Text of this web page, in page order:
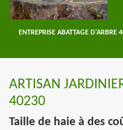
ENTREPRISE ABATTAGE D'ARBRE
ARTISAN
40230
Taille de haie à des